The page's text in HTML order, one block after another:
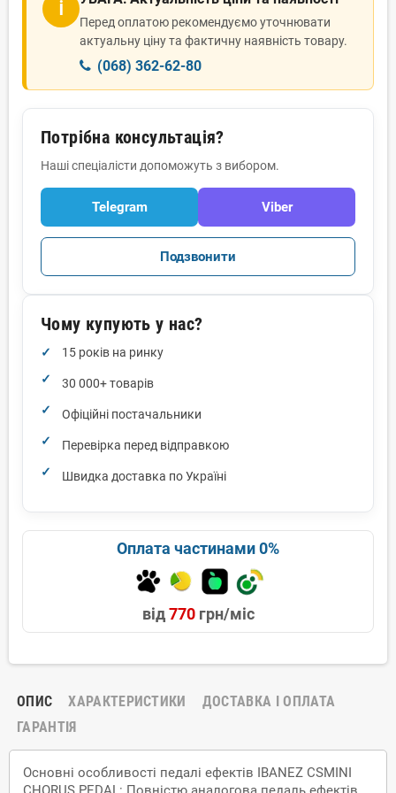
ℹ
Перед оплатою рекомендуємо уточнювати
актуальну ціну та фактичну наявність товару.
(068) 362-62-80
Потрібна консультація?
Наші спеціалісти допоможуть з вибором.
Telegram Viber
Подзвонити
Чому купують у нас?
15 років на ринку
30 000+ товарів
Офіційні постачальники
Перевірка перед відправкою
Швидка доставка по Україні
Оплата частинами 0%
від770грн/міс
ОПИС ХАРАКТЕРИСТИКИ
ДОСТАВКА І ОПЛАТА
ГАРАНТІЯ
Основні особливості педалі ефектів IBANEZ CSMINI